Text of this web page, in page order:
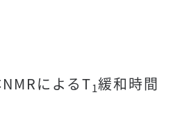
によるT1緩和時間